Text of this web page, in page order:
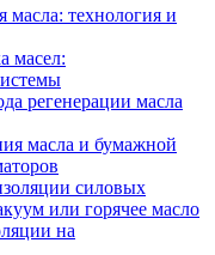
масла: технология и
масел:
регенерации масла
масла и бумажной
силовых
или горячее масло
на